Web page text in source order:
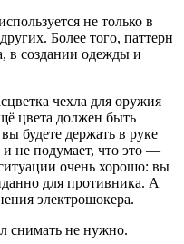
не только в
Более того, паттерн
в создании одежды и
чехла для оружия
цвета должен быть
будете держать в руке
не подумает, что это —
очень хорошо: вы
для противника. А
электрошокера.
снимать не нужно.